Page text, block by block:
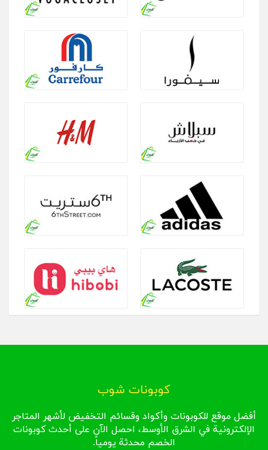
كوبونات شوب
أفضل موقع للكوبونات وأكواد وقسائم التخفيض لأشهر المتاجر
الإلكترونية في الشرق الأوسط، احصل الآن على أحدث كوبونات
الخصم محدثة يومياً.